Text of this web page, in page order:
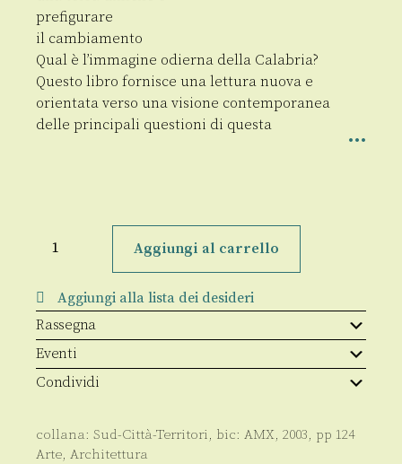
prefigurare
il cambiamento
Qual è l’immagine odierna della Calabria?
Questo libro fornisce una lettura nuova e
orientata verso una visione contemporanea
delle principali questioni di questa
quantità
Aggiungi al carrello
Aggiungi alla lista dei desideri
Rassegna
Eventi
Condividi
collana: Sud-Città-Territori, bic: AMX, 2003, pp 124
Arte, Architettura